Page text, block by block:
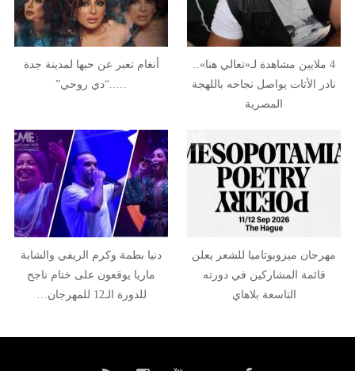
4 ملايين مشاهدة لـ«تعالي هنا»..
نادر الأتات يواصل نجاحه باللهجة
المصرية
أنغام تعبر عن حبها لمدينة جدة
…..“دي روحي”
مهرجان ميزوبوتاميا للشعر يعلن
قائمة المشاركين في دورته
التاسعة بلاهاي
دنيا بطمة وكرم الريفي والشابة
ماريا يوقعون على ختام ناجح
للدورة الـ12 للمهرجان…